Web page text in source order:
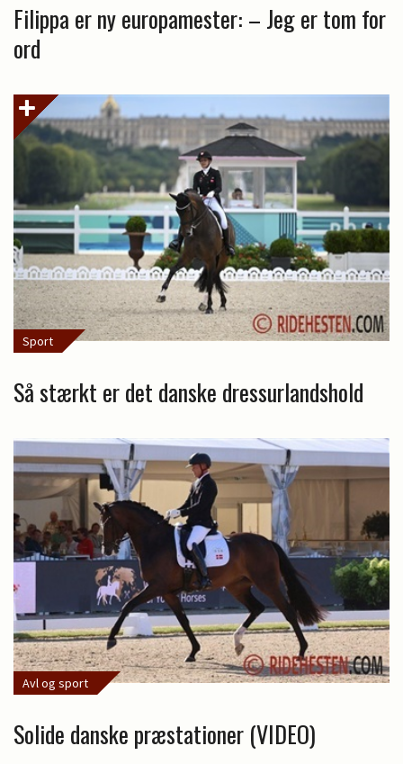
Filippa er ny europamester: – Jeg er tom for
ord
Sport
Så stærkt er det danske dressurlandshold
Avl og sport
Solide danske præstationer (VIDEO)